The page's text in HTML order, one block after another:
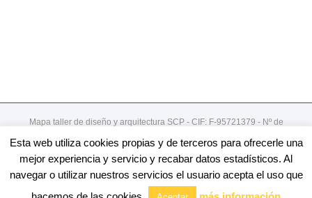
Mapa taller de diseño y arquitectura SCP - CIF: F-95721379 - Nº de
Gordoniz 44, 5º - dto 7- 48002 - Bilbao / 94 4078913
FacebookTwitterLinkedinYoutube
Esta web utiliza cookies propias y de terceros para ofrecerle una
mejor experiencia y servicio y recabar datos estadísticos. Al
navegar o utilizar nuestros servicios el usuario acepta el uso que